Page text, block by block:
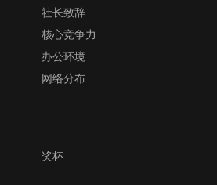
社长致辞
核心竞争力
办公环境
网络分布
奖杯